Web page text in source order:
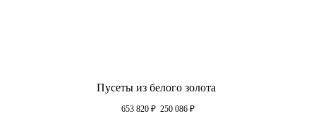
Пусеты из белого золота
653 820 ₽ 250 086 ₽